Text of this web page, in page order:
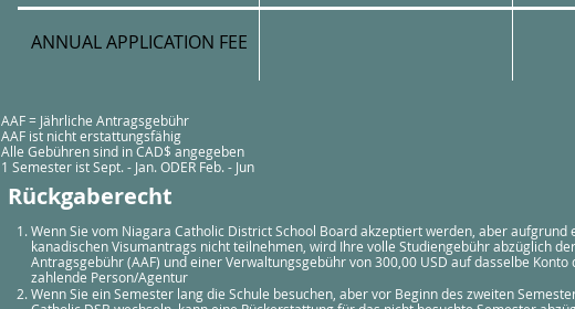
ANNUAL APPLICATION FEE
AAF = Jährliche Antragsgebühr
AAF ist nicht erstattungsfähig
Alle Gebühren sind in CAD$ angegeben
1 Semester ist Sept. - Jan. ODER Feb. - Jun
Rückgaberecht
Wenn Sie vom Niagara Catholic District School Board akzeptiert werden, aber aufgrund
kanadischen Visumantrags nicht teilnehmen, wird Ihre volle Studiengebühr abzüglich
Antragsgebühr (AAF) und einer Verwaltungsgebühr von 300,00 USD auf dasselbe
zahlende Person/Agentur
Wenn Sie ein Semester lang die Schule besuchen, aber vor Beginn des zweiten